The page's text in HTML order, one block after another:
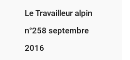
Le Travailleur alpin
n°258 septembre
2016